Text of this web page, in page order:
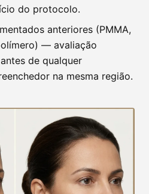
do protocolo.
anteriores (PMMA,
— avaliação
de qualquer
na mesma região.